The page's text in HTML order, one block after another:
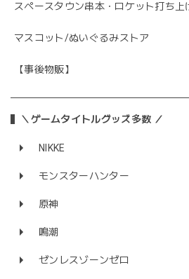
スペースタウン串本・ロケット打ち上
マスコット/ぬいぐるみストア
【事後物販】
＼ゲームタイトルグッズ多数 ／
NIKKE
モンスターハンター
原神
鳴潮
ゼンレスゾーンゼロ